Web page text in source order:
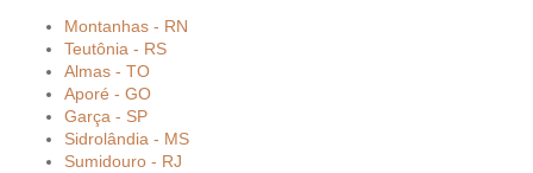
Montanhas - RN
Teutônia - RS
Almas - TO
Aporé - GO
Garça - SP
Sidrolândia - MS
Sumidouro - RJ